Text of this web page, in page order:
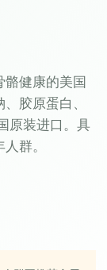
骼健康的美国
胶原蛋白、
原装进口。具
群。